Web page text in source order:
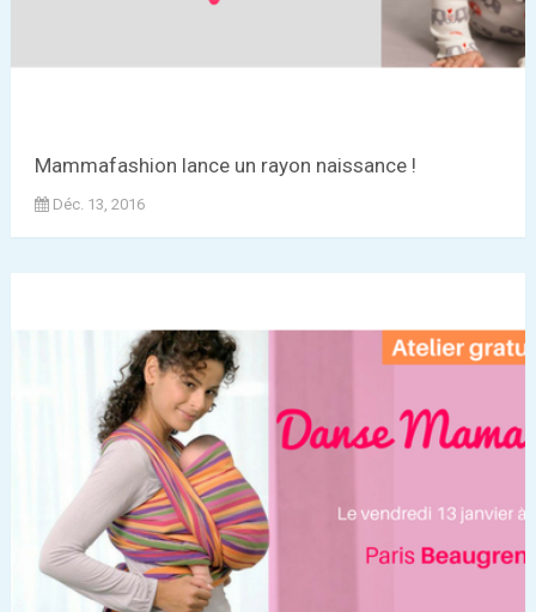
Mammafashion lance un rayon naissance !
Déc. 13, 2016